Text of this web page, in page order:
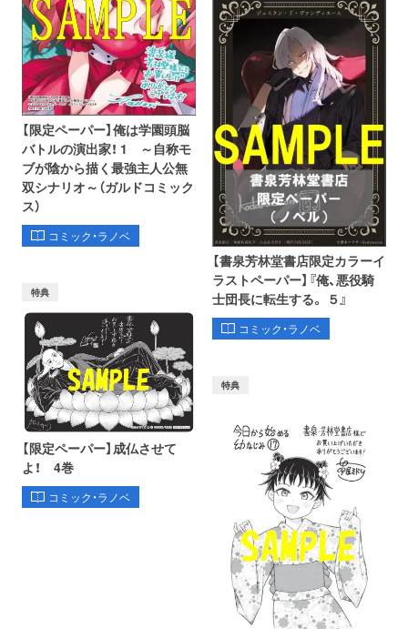
【限定ペーパー】俺は学園頭脳
バトルの演出家！ 1 ～自称モ
ブが陰から描く最強主人公無
双シナリオ～（ガルドコミック
ス）
コミック・ラノベ
【書泉芳林堂書店限定カラーイ
ラストペーパー】『俺、悪役騎
士団長に転生する。 ５』
コミック・ラノベ
特典
【限定ペーパー】成仏させて
よ！ 4巻
コミック・ラノベ
特典